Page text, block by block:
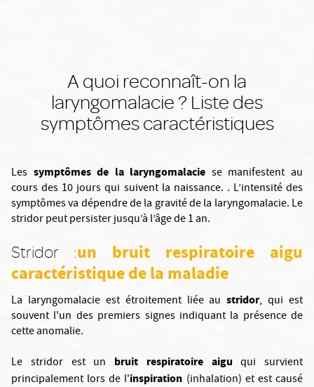
A quoi reconnaît-on la
laryngomalacie ? Liste des
symptômes caractéristiques
Les symptômes de la laryngomalacie se manifestent au
cours des 10 jours qui suivent la naissance. . L’intensité des
symptômes va dépendre de la gravité de la laryngomalacie. Le
stridor peut persister jusqu’à l’âge de 1 an.
Stridor :un bruit respiratoire aigu
caractéristique de la maladie
La laryngomalacie est étroitement liée austridor, qui est
souvent l'un des premiers signes indiquant la présence de
cette anomalie.
Le stridor est un
bruit respiratoire aigu qui survient
principalement lors de l'inspiration (inhalation) et est causé